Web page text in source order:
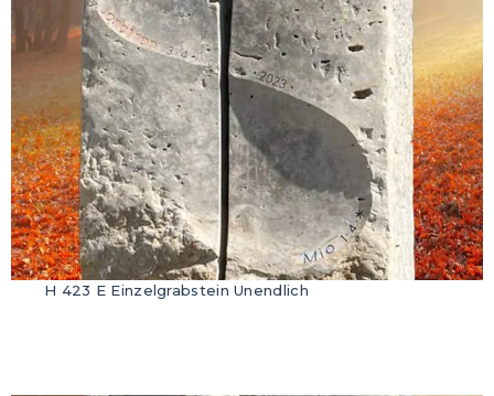
H 423 E Einzelgrabstein Unendlich